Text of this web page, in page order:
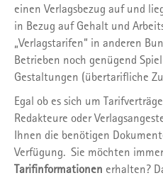
einen Verlagsbezug auf und
in Bezug auf Gehalt und
„Verlagstarifen“ in anderen
Betrieben noch genügend
Gestaltungen (übertarifliche
Egal ob es sich um
Redakteure oder
Ihnen die benötigen
Verfügung. Sie möchten
Tarifinformationen erhalten?